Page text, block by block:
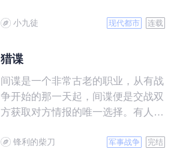
小九徒 现代都市 连载
猎谍
间谍是一个非常古老的职业，从有战
争开始的那一天起，间谍便是交战双
方获取对方情报的唯一选择。有人
现硝烟的战斗，可事实证明，没有硝
锋利的柴刀 军事战争 完结